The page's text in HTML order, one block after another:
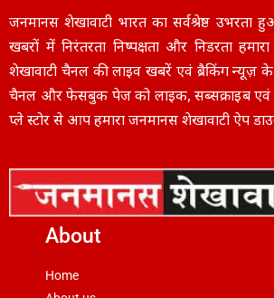
जनमानस शेखावाटी भारत का सर्वश्रेष्ठ उभरता
खबरों में निरंतरता निष्पक्षता और निडरता
शेखावाटी चैनल की लाइव खबरें एवं ब्रैकिंग न्यूज़
चैनल और फेसबुक पेज को लाइक, सब्सक्राइब एवं
प्ले स्टोर से आप हमारा जनमानस शेखावाटी ऐप
About
Home